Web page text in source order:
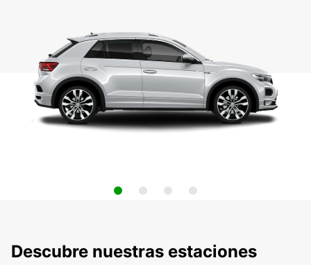
Descubre nuestras estaciones